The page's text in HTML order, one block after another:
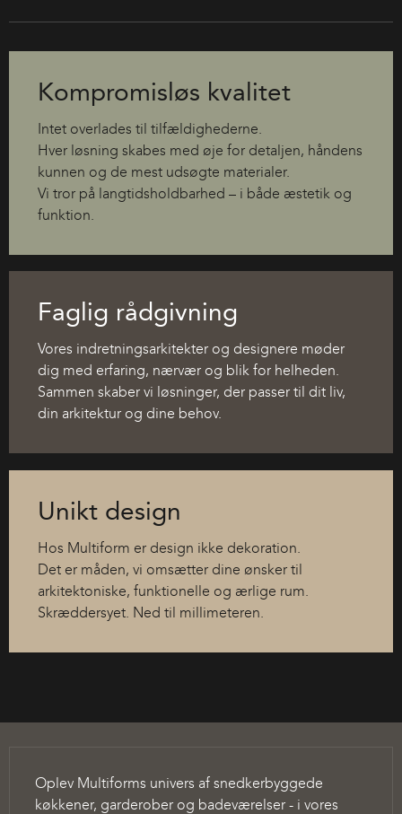
Kompromisløs kvalitet
Intet overlades til tilfældighederne.
Hver løsning skabes med øje for detaljen, håndens
kunnen og de mest udsøgte materialer.
Vi tror på langtidsholdbarhed – i både æstetik og
funktion.
Faglig rådgivning
Vores indretningsarkitekter og designere møder
dig med erfaring, nærvær og blik for helheden.
Sammen skaber vi løsninger, der passer til dit liv,
din arkitektur og dine behov.
Unikt design
Hos Multiform er design ikke dekoration.
Det er måden, vi omsætter dine ønsker til
arkitektoniske, funktionelle og ærlige rum.
Skræddersyet. Ned til millimeteren.
Oplev Multiforms univers af snedkerbyggede
køkkener, garderober og badeværelser - i vores